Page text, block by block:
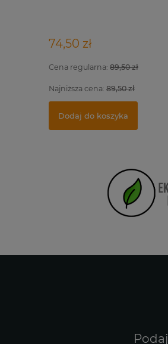
74,50 zł
Cena regularna: 89,50 zł
Najniższa cena: 89,50 zł
Dodaj do koszyka